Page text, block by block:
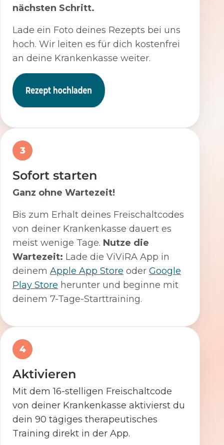
nächsten Schritt.
Lade ein Foto deines Rezepts bei uns
hoch. Wir leiten es für dich kostenfrei
an deine Krankenkasse weiter.
3
Sofort starten
Ganz ohne Wartezeit!
Bis zum Erhalt deines Freischaltcodes
von deiner Krankenkasse dauert es
meist wenige Tage. Nutze die
Wartezeit: Lade die ViViRA App in
deinem Apple App Store oder Google
Play Store herunter und beginne mit
deinem 7-Tage-Starttraining.
4
Aktivieren
Mit dem 16-stelligen Freischaltcode
von deiner Krankenkasse aktivierst du
dein 90 tägiges therapeutisches
Training direkt in der App.